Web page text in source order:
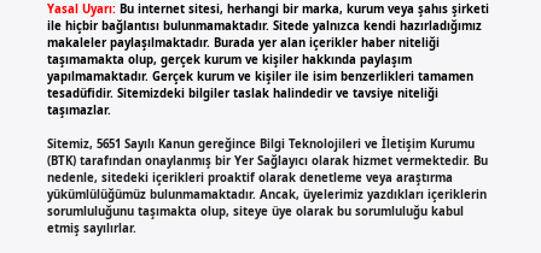
Yasal Uyarı: Bu internet sitesi, herhangi bir marka, kurum veya şahıs şirketi
ile hiçbir bağlantısı bulunmamaktadır. Sitede yalnızca kendi hazırladığımız
makaleler paylaşılmaktadır. Burada yer alan içerikler haber niteliği
taşımamakta olup, gerçek kurum ve kişiler hakkında paylaşım
yapılmamaktadır. Gerçek kurum ve kişiler ile isim benzerlikleri tamamen
tesadüfidir. Sitemizdeki bilgiler taslak halindedir ve tavsiye niteliği
taşımazlar.
Sitemiz, 5651 Sayılı Kanun gereğince Bilgi Teknolojileri ve İletişim Kurumu
(BTK) tarafından onaylanmış bir Yer Sağlayıcı olarak hizmet vermektedir. Bu
nedenle, sitedeki içerikleri proaktif olarak denetleme veya araştırma
yükümlülüğümüz bulunmamaktadır. Ancak, üyelerimiz yazdıkları içeriklerin
sorumluluğunu taşımakta olup, siteye üye olarak bu sorumluluğu kabul
etmiş sayılırlar.